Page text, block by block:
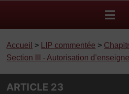
Accueil > LIP commentée >
Section III - Autorisation
ARTICLE 23